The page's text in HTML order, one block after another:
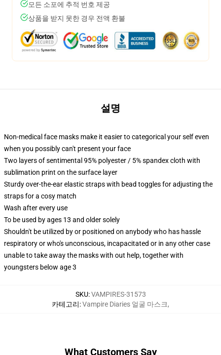
모든 소포에 추적 번호 제공
상품을 받지 못한 경우 전액 환불
설명
Non-medical face masks make it easier to categorical your self even
when you possibly can't present your face
Two layers of sentimental 95% polyester / 5% spandex cloth with
sublimation print on the surface layer
Sturdy over-the-ear elastic straps with bead toggles for adjusting the
straps for a cosy match
Wash after every use
To be used by ages 13 and older solely
Shouldn't be utilized by or positioned on anybody who has hassle
respiratory or who's unconscious, incapacitated or in any other case
unable to take away the masks with out help, together with
youngsters below age 3
SKU:VAMPIRES-31573
카테고리:Vampire Diaries 얼굴 마스크,
What Customers Say